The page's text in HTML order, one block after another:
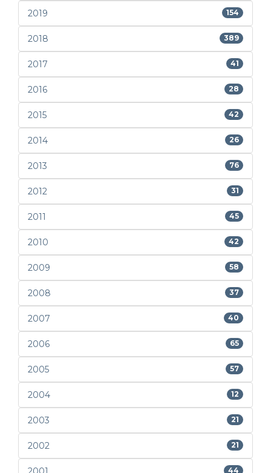
2019 154
2018 389
2017 41
2016 28
2015 42
2014 26
2013 76
2012 31
2011 45
2010 42
2009 58
2008 37
2007 40
2006 65
2005 57
2004 12
2003 21
2002 21
44